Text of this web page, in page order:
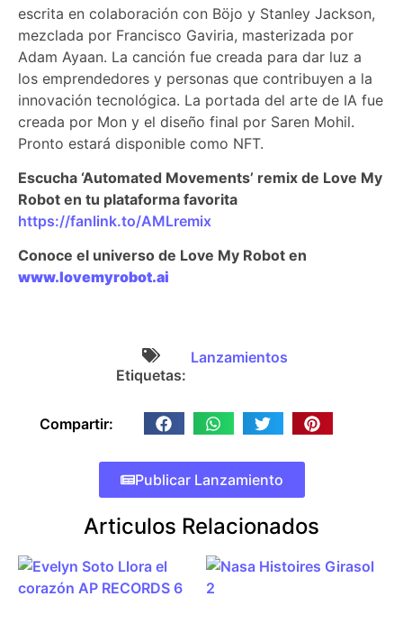
escrita en colaboración con Böjo y Stanley Jackson,
mezclada por Francisco Gaviria, masterizada por
Adam Ayaan. La canción fue creada para dar luz a
los emprendedores y personas que contribuyen a la
innovación tecnológica. La portada del arte de IA fue
creada por Mon y el diseño final por Saren Mohil.
Pronto estará disponible como NFT.
Escucha ‘Automated Movements’ remix de Love My
Robot en tu plataforma favorita
https://fanlink.to/AMLremix
Conoce el universo de Love My Robot en
www.lovemyrobot.ai
Etiquetas:
Lanzamientos
Compartir:
Publicar Lanzamiento
Articulos Relacionados